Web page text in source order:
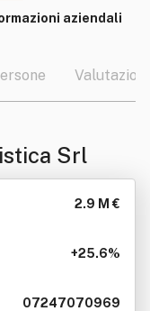
aziendali
Valutazioni
Srl
2.9 M €
+25.6%
07247070969